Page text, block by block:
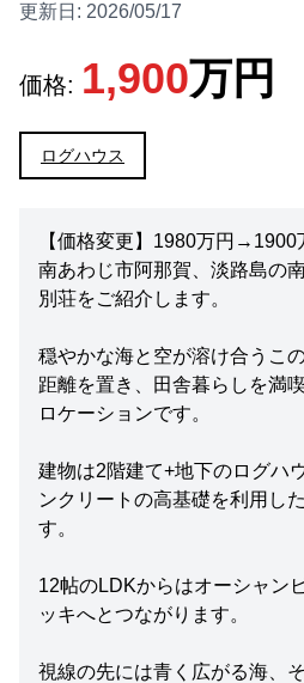
更新日: 2026/05/17
価格: 1,900万円
ログハウス
【価格変更】1980万円→1900
南あわじ市阿那賀、淡路島の
別荘をご紹介します。
穏やかな海と空が溶け合うこ
距離を置き、田舎暮らしを満
ロケーションです。
建物は2階建て+地下のログハ
ンクリートの高基礎を利用し
す。
12帖のLDKからはオーシャン
ッキへとつながります。
視線の先には青く広がる海、